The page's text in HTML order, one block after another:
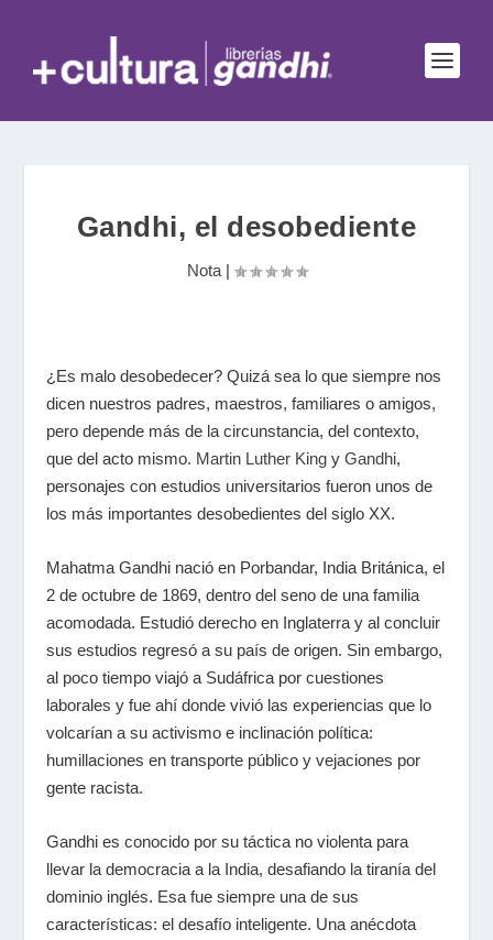
Gandhi, el desobediente
Nota|
¿Es malo desobedecer? Quizá sea lo que siempre nos
dicen nuestros padres, maestros, familiares o amigos,
pero depende más de la circunstancia, del contexto,
que del acto mismo. Martin Luther King yGandhi,
personajes con estudios universitarios fueron unos de
los más importantes desobedientes del siglo XX.
Mahatma Gandhi nació en Porbandar, India Británica, el
2 de octubre de 1869, dentro del seno de una familia
acomodada. Estudió derecho en Inglaterra y al concluir
sus estudios regresó a su país de origen. Sin embargo,
al poco tiempo viajó a Sudáfrica por cuestiones
laborales y fue ahí donde vivió las experiencias que lo
volcarían a su activismo e inclinación política:
humillaciones en transporte público y vejaciones por
gente racista.
Gandhi es conocido por su táctica no violenta para
llevar la democracia a la India, desafiando la tiranía del
dominio inglés. Esa fue siempre una de sus
características: el desafío inteligente. Una anécdota